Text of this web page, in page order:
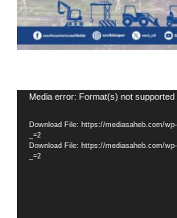
Video
Media error: Format(s) not
Download File: https://mediasaheb.com/
_=2
Download File: https://mediasaheb.com/
_=2